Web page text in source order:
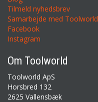
Tilmeld nyhedsbrev
Samarbejde med Toolworld
Facebook
Instagram
Om Toolworld
Toolworld ApS
Horsbred 132
2625 Vallensbæk